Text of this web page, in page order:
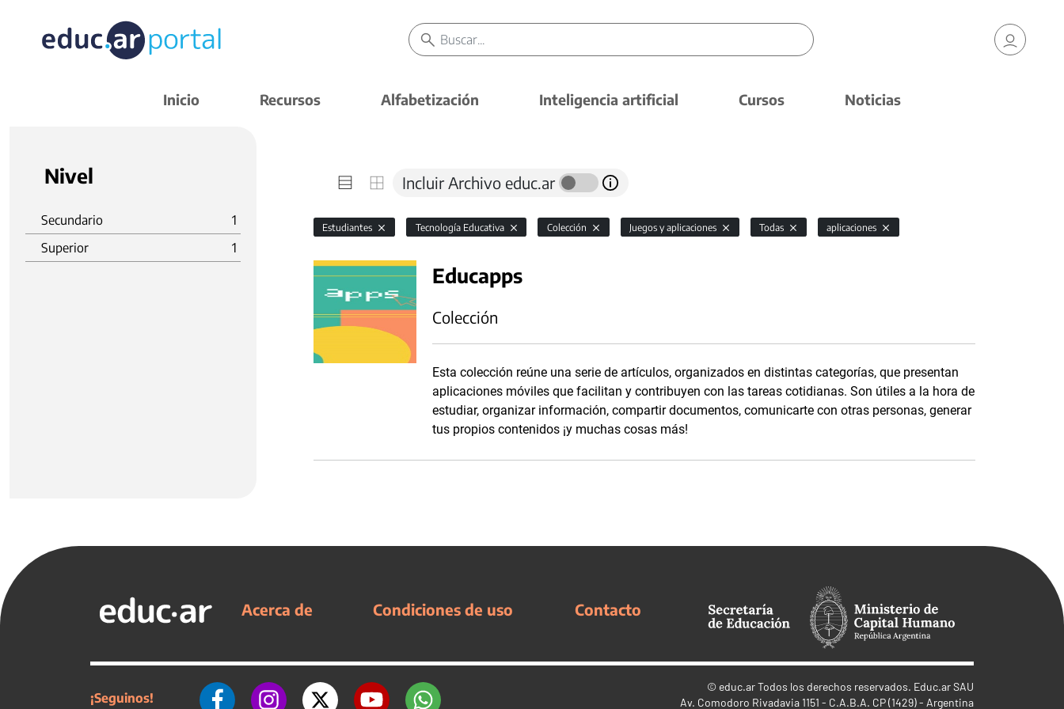
Inicio Recursos Alfabetización Inteligencia artificial Cursos Noticias
Nivel
Secundario
1
Superior
1
Incluir Archivo educ.ar
Estudiantes Tecnología Educativa Colección Juegos y aplicaciones Todas aplicaciones
Educapps
Colección
Esta colección reúne una serie de artículos, organizados en distintas categorías, que presentan
aplicaciones móviles que facilitan y contribuyen con las tareas cotidianas. Son útiles a la hora de
estudiar, organizar información, compartir documentos, comunicarte con otras personas, generar
tus propios contenidos ¡y muchas cosas más!
Acerca de Condiciones de uso Contacto
¡Seguinos!
© educ.arTodos los derechos reservados. Educ.ar SAU
Av. Comodoro Rivadavia 1151 - C.A.B.A. CP (1429) - Argentina